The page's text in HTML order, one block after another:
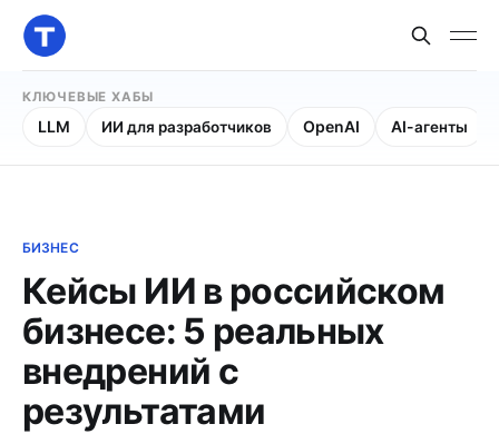
КЛЮЧЕВЫЕ ХАБЫ
LLM ИИ для разработчиков OpenAI AI-агенты
БИЗНЕС
Кейсы ИИ в российском
бизнесе: 5 реальных
внедрений с
результатами